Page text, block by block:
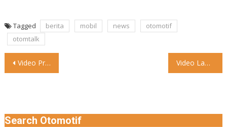
Tagged berita mobil news
otomotif
otomtalk
Post
Video Pro emang nggak ada imbang #otomtalk #lucu #sepedamotor Video Lampu manual #otomtalk #lucu #sepedamotor
Search Otomotif